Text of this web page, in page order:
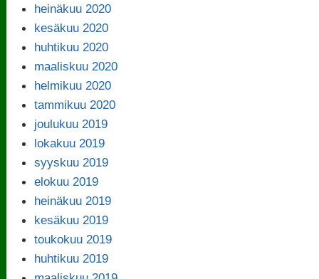
heinäkuu 2020
kesäkuu 2020
huhtikuu 2020
maaliskuu 2020
helmikuu 2020
tammikuu 2020
joulukuu 2019
lokakuu 2019
syyskuu 2019
elokuu 2019
heinäkuu 2019
kesäkuu 2019
toukokuu 2019
huhtikuu 2019